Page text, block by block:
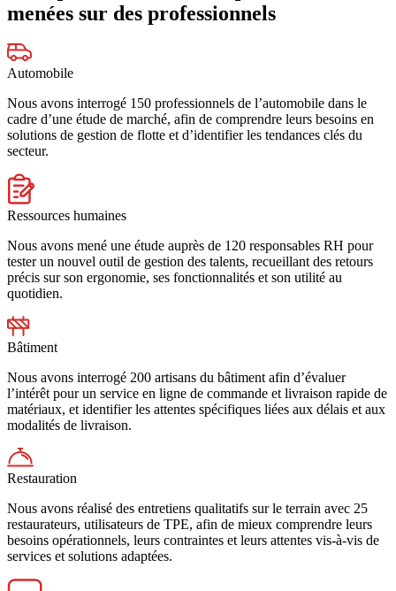
menées sur des professionnels
Automobile
Nous avons interrogé 150 professionnels de l’automobile dans le
cadre d’une étude de marché, afin de comprendre leurs besoins en
solutions de gestion de flotte et d’identifier les tendances clés du
secteur.
Ressources humaines
Nous avons mené une étude auprès de 120 responsables RH pour
tester un nouvel outil de gestion des talents, recueillant des retours
précis sur son ergonomie, ses fonctionnalités et son utilité au
quotidien.
Bâtiment
Nous avons interrogé 200 artisans du bâtiment afin d’évaluer
l’intérêt pour un service en ligne de commande et livraison rapide de
matériaux, et identifier les attentes spécifiques liées aux délais et aux
modalités de livraison.
Restauration
Nous avons réalisé des entretiens qualitatifs sur le terrain avec 25
restaurateurs, utilisateurs de TPE, afin de mieux comprendre leurs
besoins opérationnels, leurs contraintes et leurs attentes vis-à-vis de
services et solutions adaptées.